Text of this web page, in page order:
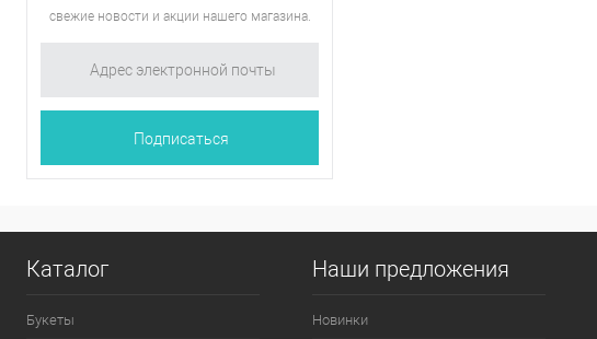
свежие новости и акции нашего магазина.
Каталог
Букеты
Наши предложения
Новинки